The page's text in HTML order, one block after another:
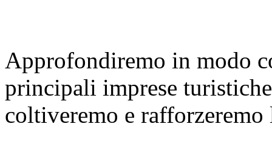
Approfondiremo in modo
principali imprese
coltiveremo e